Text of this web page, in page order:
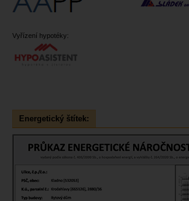
Vyřízení hypotéky:
Energetický štítek: